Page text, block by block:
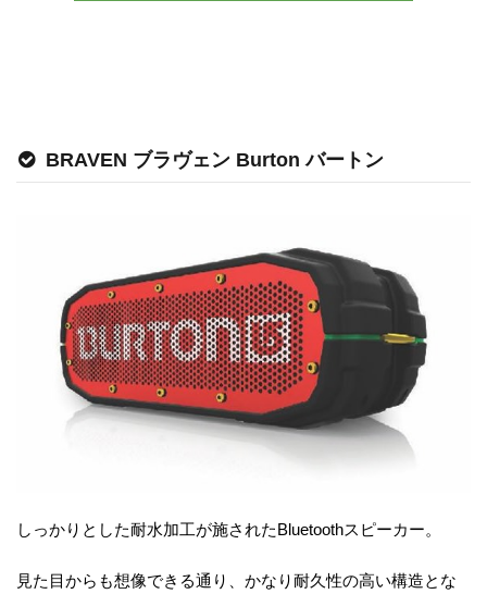
BRAVEN ブラヴェン Burton バートン
しっかりとした耐水加工が施されたBluetoothスピーカー。
見た目からも想像できる通り、かなり耐久性の高い構造とな